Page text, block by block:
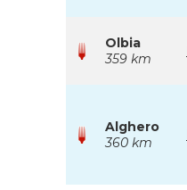
Olbia
359 km
Alghero
360 km